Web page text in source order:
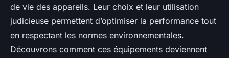
de vie des appareils. Leur choix et leur utilisation
judicieuse permettent d’optimiser la performance tout
en respectant les normes environnementales.
Découvrons comment ces équipements deviennent